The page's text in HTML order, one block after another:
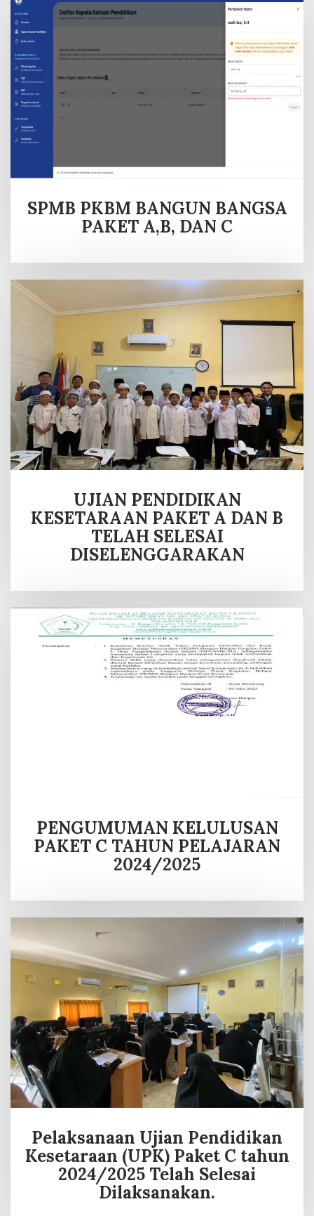
SPMB PKBM BANGUN BANGSA
PAKET A,B, DAN C
UJIAN PENDIDIKAN
KESETARAAN PAKET A DAN B
TELAH SELESAI
DISELENGGARAKAN
PENGUMUMAN KELULUSAN
PAKET C TAHUN PELAJARAN
2024/2025
Pelaksanaan Ujian Pendidikan
Kesetaraan (UPK) Paket C tahun
2024/2025 Telah Selesai
Dilaksanakan.